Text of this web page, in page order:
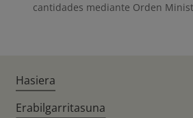
cantidades mediante Orden
Hasiera
Erabilgarritasuna